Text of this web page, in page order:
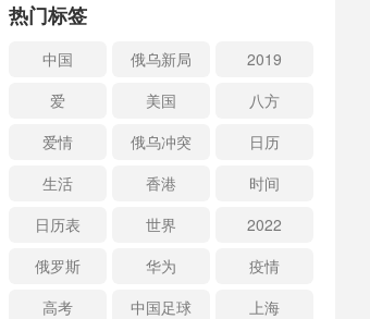
热门标签
中国 俄乌新局
2019
爱
美国
八方
爱情
俄乌冲突
日历
生活
香港
时间
日历表
世界
2022
俄罗斯
华为
疫情
高考
中国足球
上海